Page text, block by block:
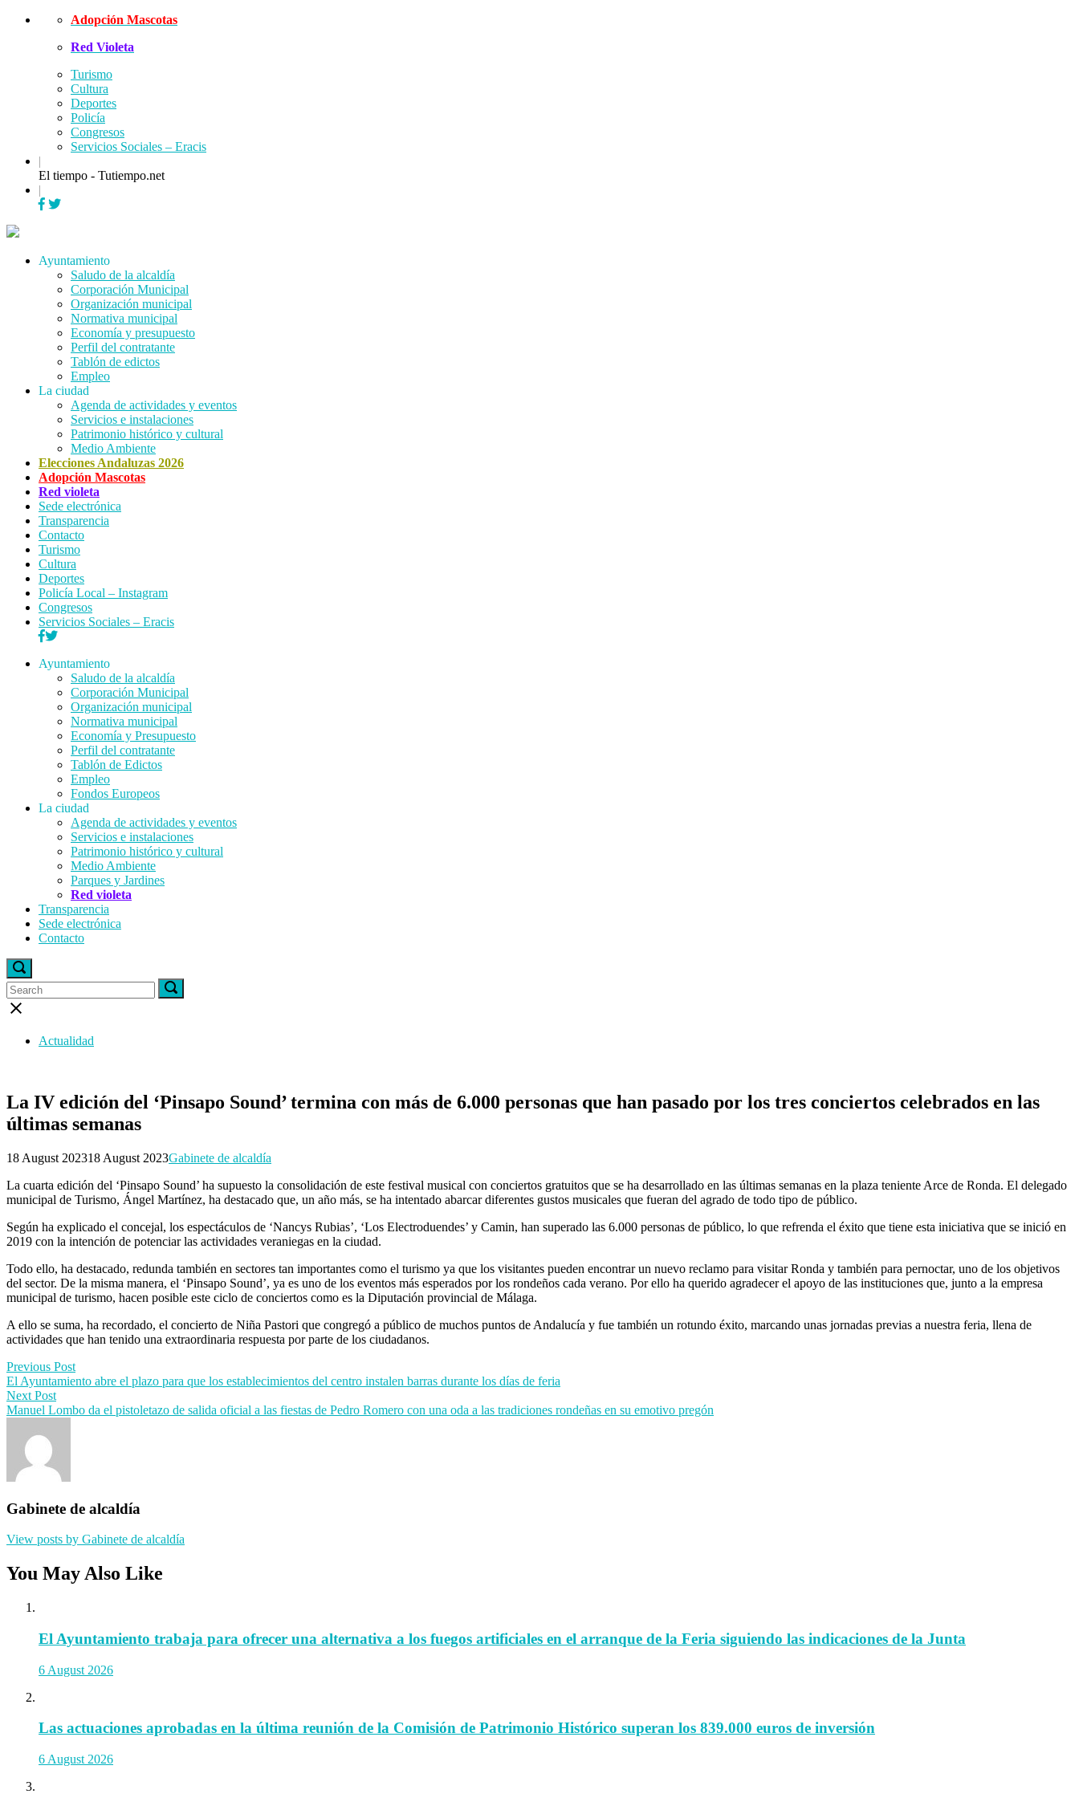
Skip
Adopción Mascotas
Red Violeta
Turismo
Cultura
Deportes
Policía
Congresos
Servicios Sociales – Eracis
|
El tiempo - Tutiempo.net
|
Menu
Ayuntamiento
Saludo de la alcaldía
Corporación Municipal
Organización municipal
Normativa municipal
Economía y presupuesto
Perfil del contratante
Tablón de edictos
Empleo
La ciudad
Agenda de actividades y eventos
Servicios e instalaciones
Patrimonio histórico y cultural
Medio Ambiente
Elecciones Andaluzas 2026
Adopción Mascotas
Red violeta
Sede electrónica
Transparencia
Contacto
Turismo
Cultura
Deportes
Policía Local – Instagram
Congresos
Servicios Sociales – Eracis
Ayuntamiento
Saludo de la alcaldía
Corporación Municipal
Organización municipal
Normativa municipal
Economía y Presupuesto
Perfil del contratante
Tablón de Edictos
Empleo
Fondos Europeos
La ciudad
Agenda de actividades y eventos
Servicios e instalaciones
Patrimonio histórico y cultural
Medio Ambiente
Parques y Jardines
Red violeta
Transparencia
Sede electrónica
Contacto
Open
search
bar
Search
for:
Search
for:
Search
Close
Actualidad
La IV edición del ‘Pinsapo Sound’ termina con más de 6.000 personas que han pasado por los tres conciertos celebrados en las
últimas semanas
18 August 202318 August 2023Gabinete de alcaldía
La cuarta edición del ‘Pinsapo Sound’ ha supuesto la consolidación de este festival musical con conciertos gratuitos que se ha desarrollado en las últimas semanas en la plaza teniente Arce de Ronda. El delegado
municipal de Turismo, Ángel Martínez, ha destacado que, un año más, se ha intentado abarcar diferentes gustos musicales que fueran del agrado de todo tipo de público.
Según ha explicado el concejal, los espectáculos de ‘Nancys Rubias’, ‘Los Electroduendes’ y Camin, han superado las 6.000 personas de público, lo que refrenda el éxito que tiene esta iniciativa que se inició en
2019 con la intención de potenciar las actividades veraniegas en la ciudad.
Todo ello, ha destacado, redunda también en sectores tan importantes como el turismo ya que los visitantes pueden encontrar un nuevo reclamo para visitar Ronda y también para pernoctar, uno de los objetivos
del sector. De la misma manera, el ‘Pinsapo Sound’, ya es uno de los eventos más esperados por los rondeños cada verano. Por ello ha querido agradecer el apoyo de las instituciones que, junto a la empresa
municipal de turismo, hacen posible este ciclo de conciertos como es la Diputación provincial de Málaga.
A ello se suma, ha recordado, el concierto de Niña Pastori que congregó a público de muchos puntos de Andalucía y fue también un rotundo éxito, marcando unas jornadas previas a nuestra feria, llena de
actividades que han tenido una extraordinaria respuesta por parte de los ciudadanos.
Post
navigation
Previous Post
El Ayuntamiento abre el plazo para que los establecimientos del centro instalen barras durante los días de feria
Next Post
Manuel Lombo da el pistoletazo de salida oficial a las fiestas de Pedro Romero con una oda a las tradiciones rondeñas en su emotivo pregón
Gabinete de alcaldía
View posts by Gabinete de alcaldía
You May Also Like
El Ayuntamiento trabaja para ofrecer una alternativa a los fuegos artificiales en el arranque de la Feria siguiendo las indicaciones de la Junta
6 August 2026
Las actuaciones aprobadas en la última reunión de la Comisión de Patrimonio Histórico superan los 839.000 euros de inversión
6 August 2026